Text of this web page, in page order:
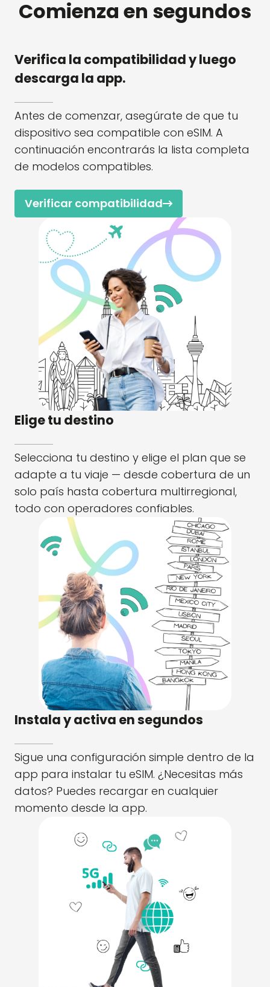
Comienza en segundos
Verifica la compatibilidad y luego
descarga la app.
Antes de comenzar, asegúrate de que tu
dispositivo sea compatible con eSIM. A
continuación encontrarás la lista completa
de modelos compatibles.
Verificar compatibilidad
Elige tu destino
Selecciona tu destino y elige el plan que se
adapte a tu viaje — desde cobertura de un
solo país hasta cobertura multirregional,
todo con operadores confiables.
Instala y activa en segundos
Sigue una configuración simple dentro de la
app para instalar tu eSIM. ¿Necesitas más
datos? Puedes recargar en cualquier
momento desde la app.